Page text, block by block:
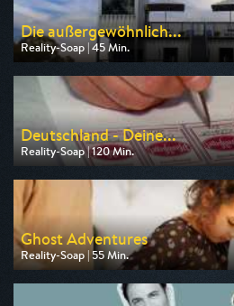
Die außergewöhnlich...
Reality-Soap | 45 Min.
Ausgestrahlt von ZDF
am 09.08.2026, 17:15
Deutschland - Deine...
Reality-Soap | 120 Min.
Ausgestrahlt von RTLZWEI
am 10.08.2026, 20:15
Ghost Adventures
Reality-Soap | 55 Min.
Ausgestrahlt von Tele 5
am 07.08.2026, 20:15